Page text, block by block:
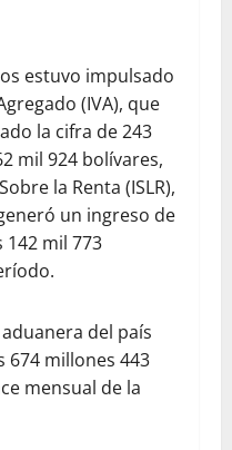
estuvo impulsado
(IVA), que
la cifra de 243
mil 924 bolívares,
la Renta (ISLR),
un ingreso de
mil 773
del país
millones 443
mensual de la